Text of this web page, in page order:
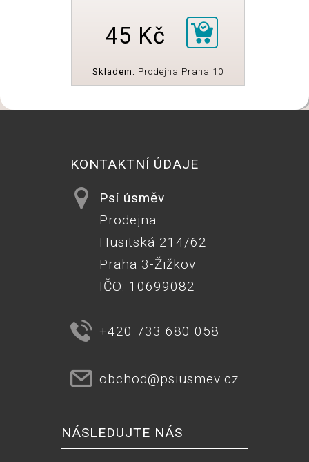
45 Kč
Skladem: Prodejna Praha 10
KONTAKTNÍ ÚDAJE
Psí úsměv
Prodejna
Husitská 214/62
Praha 3-Žižkov
IČO: 10699082
+420 733 680 058
obchod@psiusmev.cz
NÁSLEDUJTE NÁS